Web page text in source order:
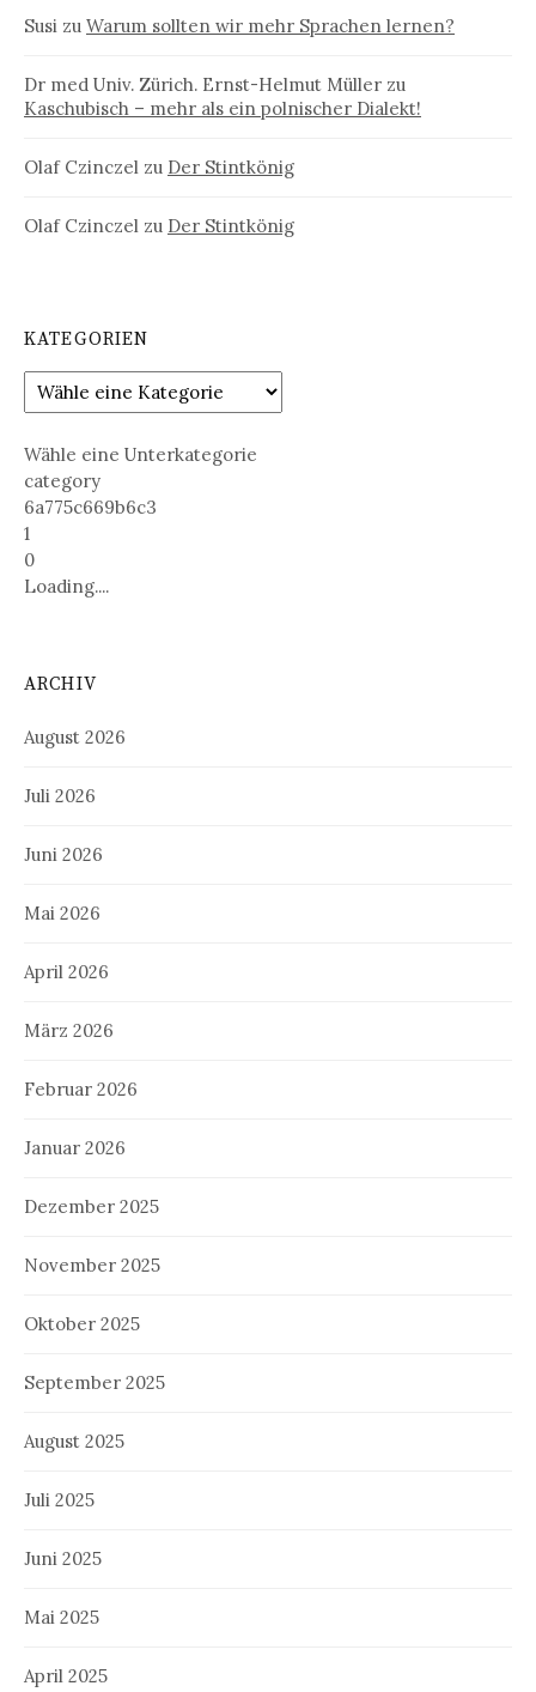
Susi zu Warum sollten wir mehr Sprachen lernen?
Dr med Univ. Zürich. Ernst-Helmut Müller zu
Kaschubisch – mehr als ein polnischer Dialekt!
Olaf Czinczel zu Der Stintkönig
Olaf Czinczel zu Der Stintkönig
KATEGORIEN
Wähle eine Unterkategorie
category
6a775c669b6c3
1
0
Loading....
ARCHIV
August 2026
Juli 2026
Juni 2026
Mai 2026
April 2026
März 2026
Februar 2026
Januar 2026
Dezember 2025
November 2025
Oktober 2025
September 2025
August 2025
Juli 2025
Juni 2025
Mai 2025
April 2025